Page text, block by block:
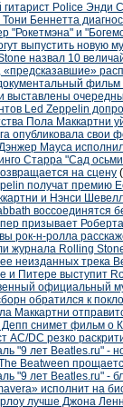
Police Энди
Беннетта
"Рокетмэна" и
выпустить новую
назвал 10
«предсказавшие»
фильм
выставлены
Led Zeppelin
Пола Маккартни
опубликовала свои
Мауса
Старра "Сад
на сцену
получат премию
и Нэнси
воссоединятся
призывает
рок-н-ролла
журнала Rolling
неизданных трека
и Питере выступит
официальный
обратился к
Маккартни
снимет фильм о
AC/DC резко
"9 лет Beatles.ru" -
Beatween
"9 лет Beatles.ru" -
исполнит на
лучше Джона